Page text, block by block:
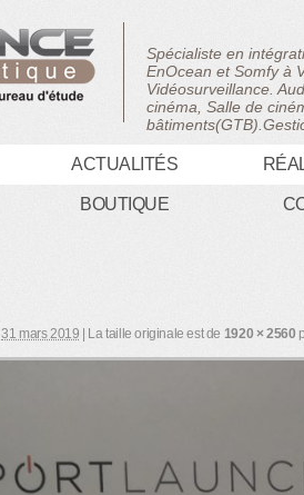
Spécialiste en
EnOcean et Somfy à
Vidéosurveillance.
cinéma, Salle de
ACTUALITÉS
BOUTIQUE
31 mars 2019 La taille originale est de 1920 × 2560